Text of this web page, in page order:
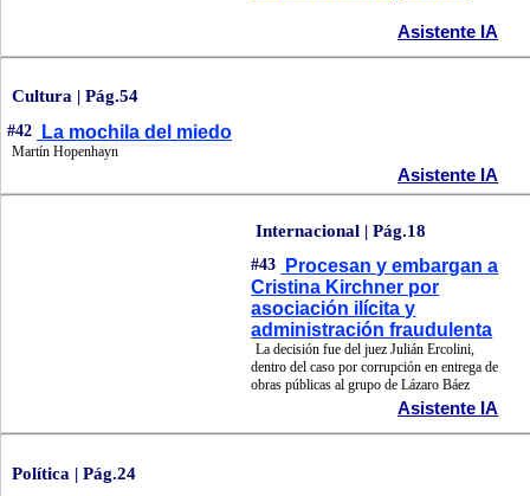
Asistente IA
Cultura | Pág.54
#42 La mochila del miedo
Martín Hopenhayn
Asistente IA
Internacional | Pág.18
#43
Procesan y embargan a
Cristina Kirchner por
asociación ilícita y
administración fraudulenta
La decisión fue del juez Julián Ercolini,
dentro del caso por corrupción en entrega de
obras públicas al grupo de Lázaro Báez
Asistente IA
Política | Pág.24